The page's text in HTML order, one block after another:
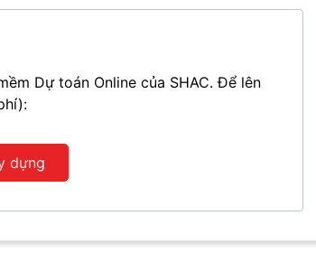
Dự toán Online của SHAC. Để lên
dựng